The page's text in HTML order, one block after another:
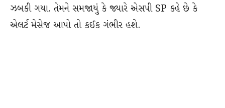
ઝબકી ગયા. તેમને સમજાયું કે જ્યારે એસપી SP કહે છે કે
એલર્ટ મેસેજ આપો તો કઈક ગંભીર હશે.